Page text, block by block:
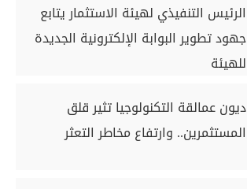
الرئيس التنفيذي لهيئة الاستثمار يتابع
جهود تطوير البوابة الإلكترونية الجديدة
للهيئة
ديون عمالقة التكنولوجيا تثير قلق
المستثمرين.. وارتفاع مخاطر التعثر